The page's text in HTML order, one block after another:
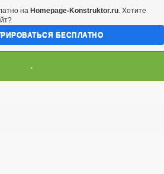
.
на Homepage-Konstruktor.ru. Хотите
БЕСПЛАТНО